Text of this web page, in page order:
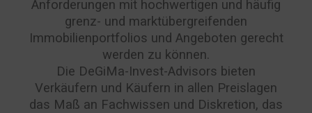
Anforderungen mit hochwertigen und häufig
grenz- und marktübergreifenden
Immobilienportfolios und Angeboten gerecht
werden zu können.
Die DeGiMa-Invest-Advisors bieten
Verkäufern und Käufern in allen Preislagen
das Maß an Fachwissen und Diskretion, das